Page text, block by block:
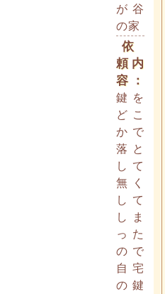
が谷
の家
依
頼内
容：
鍵を
どこ
かで
落と
して
無く
して
しま
った
ので
自宅
の鍵